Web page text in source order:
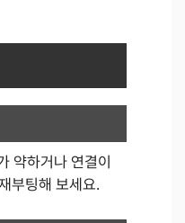
약하거나 연결이
부팅해 보세요.